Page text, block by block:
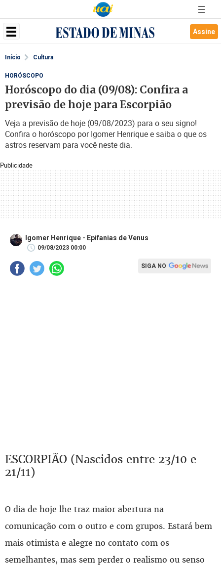
Assine
Início Cultura
Publicidade
HORÓSCOPO
Horóscopo do dia (09/08): Confira a
previsão de hoje para Escorpião
Veja a previsão de hoje (09/08/2023) para o seu signo!
Confira o horóscopo por Igomer Henrique e saiba o que os
astros reservam para você neste dia.
Igomer Henrique - Epifanias de Venus
09/08/2023 00:00
SIGA NO
ESCORPIÃO (Nascidos entre 23/10 e
21/11)
O dia de hoje lhe traz maior abertura na
comunicação com o outro e com grupos. Estará bem
mais otimista e alegre no contato com os
semelhantes, mas sem perder o realismo ou senso